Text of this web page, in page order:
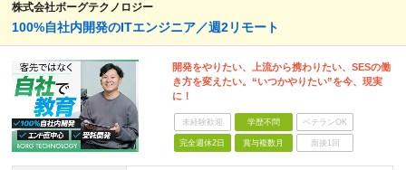
株式会社ボーグテクノロジー
100%自社内開発のITエンジニア／週2リモート
開発をやりたい、上流から携わりたい、SESの働
き方を変えたい。“いつかやりたい”を今、現実
に！
未経験歓迎 学歴不問 ベテランOK
完全週休2日 賞与複数月 面接1回